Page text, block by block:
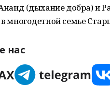
(дыхание добра) и
многодетной семье
нас